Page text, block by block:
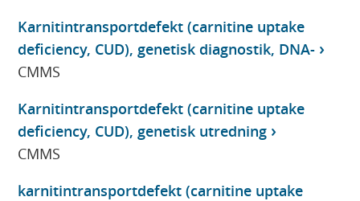
Karnitintransportdefekt (carnitine uptake
deficiency, CUD), genetisk diagnostik, DNA-
CMMS
Karnitintransportdefekt (carnitine uptake
deficiency, CUD), genetisk utredning
CMMS
karnitintransportdefekt (carnitine uptake